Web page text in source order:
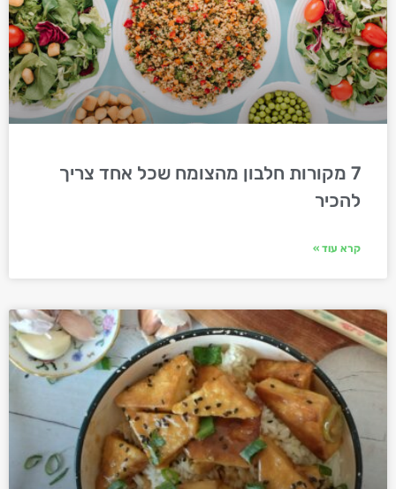
7 מקורות חלבון מהצומח שכל אחד צריך
להכיר
קרא עוד »